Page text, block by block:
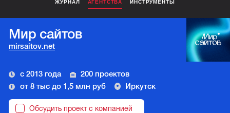
ЖУРНАЛ АГЕНТСТВА ИНСТРУМЕНТЫ
Мир сайтов
mirsaitov.net
с 2013 года
200 проектов
от 8 тыс до 1,5 млн руб
Иркутск
Обсудить проект с компанией